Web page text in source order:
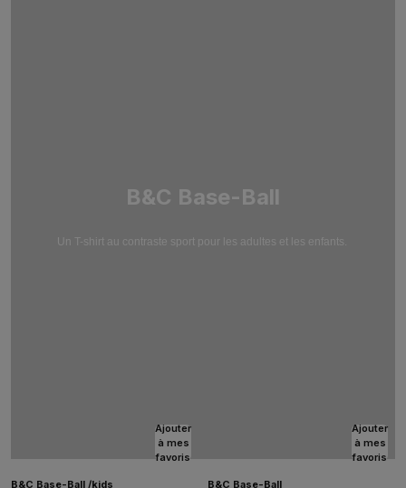
B&C Base-Ball
Un T-shirt au contraste sport pour les adultes et les enfants.
Ajouter
à mes
favoris
B&C Base-Ball /kids
Ajouter
à mes
favoris
B&C Base-Ball